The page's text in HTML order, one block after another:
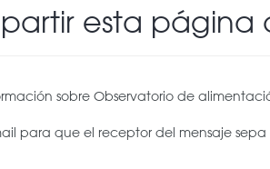
esta página
sobre Observatorio de
para que el receptor del mensaje